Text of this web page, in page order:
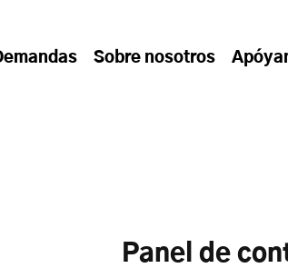
Sobre nosotros
Panel de